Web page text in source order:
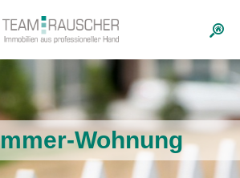
Wohnung